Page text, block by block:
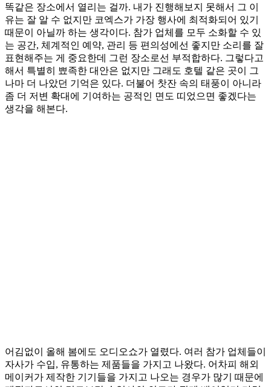
똑같은 장소에서 열리는 걸까. 내가 진행해보지 못해서 그 이
유는 잘 알 수 없지만 코엑스가 가장 행사에 최적화되어 있기
때문이 아닐까 하는 생각이다. 참가 업체를 모두 소화할 수 있
는 공간, 체계적인 예약, 관리 등 편의성에선 좋지만 소리를 잘
표현해주는 게 중요한데 그런 장소로선 부적합하다. 그렇다고
해서 특별히 뾰족한 대안은 없지만 그래도 호텔 같은 곳이 그
나마 더 나았던 기억은 있다. 더불어 찻잔 속의 태풍이 아니라
좀 더 저변 확대에 기여하는 공적인 면도 띠었으면 좋겠다는
생각을 해본다.
어김없이 올해 봄에도 오디오쇼가 열렸다. 여러 참가 업체들이
자사가 수입, 유통하는 제품들을 가지고 나왔다. 어차피 해외
메이커가 제작한 기기들을 가지고 나오는 경우가 많기 때문에